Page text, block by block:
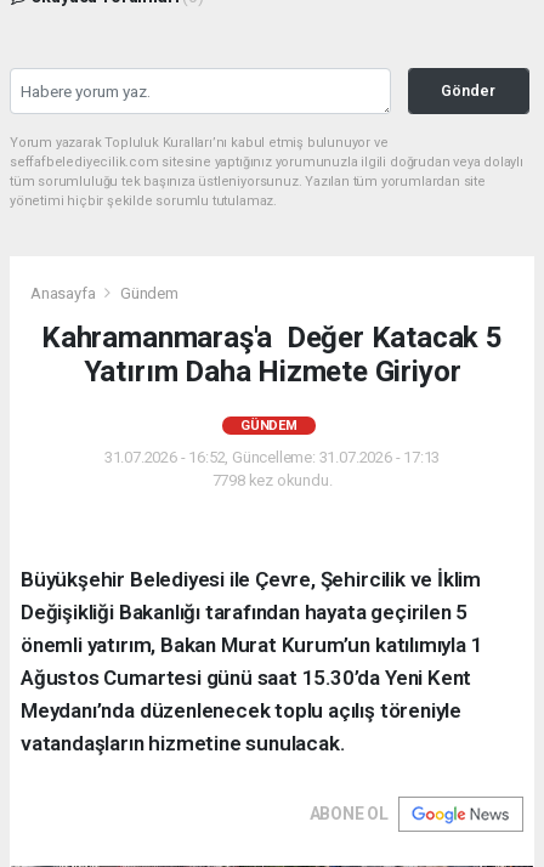
Gönder
Yorum yazarak Topluluk Kuralları’nı kabul etmiş bulunuyor ve
seffafbelediyecilik.com sitesine yaptığınız yorumunuzla ilgili doğrudan veya dolaylı
tüm sorumluluğu tek başınıza üstleniyorsunuz. Yazılan tüm yorumlardan site
yönetimi hiçbir şekilde sorumlu tutulamaz.
Anasayfa Gündem
Kahramanmaraş'a Değer Katacak 5
Yatırım Daha Hizmete Giriyor
GÜNDEM
31.07.2026 - 16:52, Güncelleme: 31.07.2026 - 17:13
7798 kez okundu.
Büyükşehir Belediyesi ile Çevre, Şehircilik ve İklim
Değişikliği Bakanlığı tarafından hayata geçirilen 5
önemli yatırım, Bakan Murat Kurum’un katılımıyla 1
Ağustos Cumartesi günü saat 15.30’da Yeni Kent
Meydanı’nda düzenlenecek toplu açılış töreniyle
vatandaşların hizmetine sunulacak.
ABONE OL